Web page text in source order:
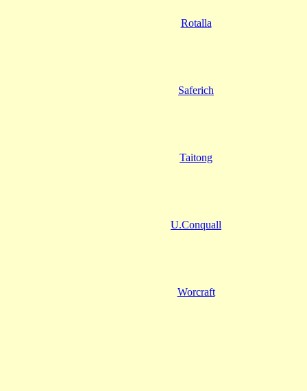
Rotalla
Saferich
Taitong
U.Conquall
Worcraft